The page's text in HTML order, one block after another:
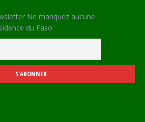
Ne manquez aucune
du Faso